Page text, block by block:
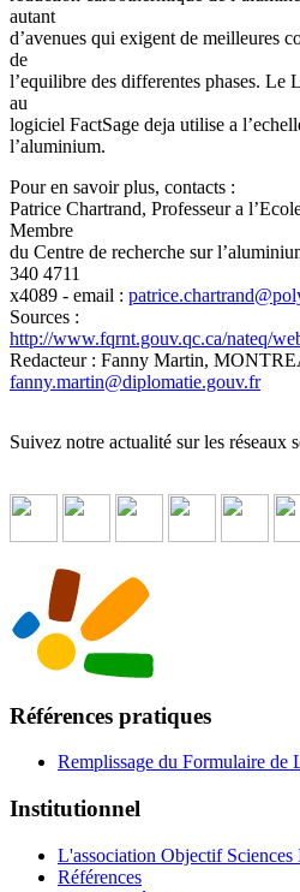
autant
d’avenues qui exigent de meilleures
de
l’equilibre des differentes phases. Le
au
logiciel FactSage deja utilise a
l’aluminium.
Pour en savoir plus, contacts :
Patrice Chartrand, Professeur a
Membre
du Centre de recherche sur
340 4711
x4089 - email : patrice.chartrand@
Sources :
http://www.fqrnt.gouv.qc.ca/nateq/
Redacteur : Fanny Martin,
fanny.martin@diplomatie.gouv.fr
Suivez notre actualité sur les réseaux
Références pratiques
Remplissage du Formulaire de
Institutionnel
L'association Objectif Sciences
Références